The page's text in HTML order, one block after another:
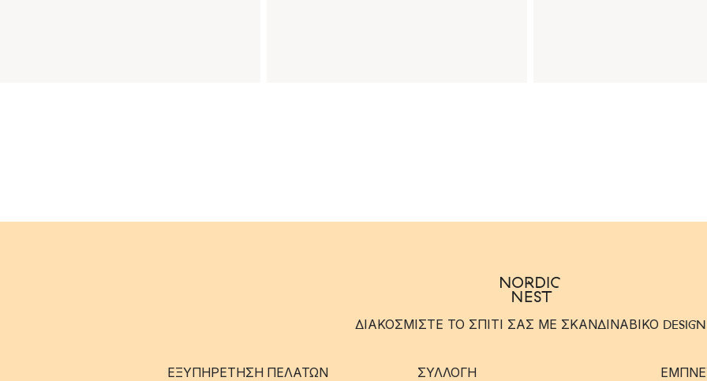
ΔΙΑΚΟΣΜΙΣΤΕ ΤΟ ΣΠΙΤΙ ΣΑΣ ΜΕ ΣΚΑΝΔΙΝΑΒΙΚΟ DESIGN
ΕΞΥΠΗΡΈΤΗΣΗ ΠΕΛΑΤΏΝ ΣΥΛΛΟΓΉ